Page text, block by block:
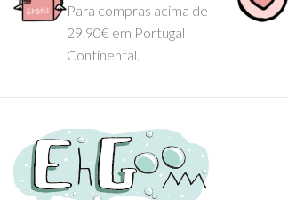
Para compras acima de
29.90€ em Portugal
Continental.